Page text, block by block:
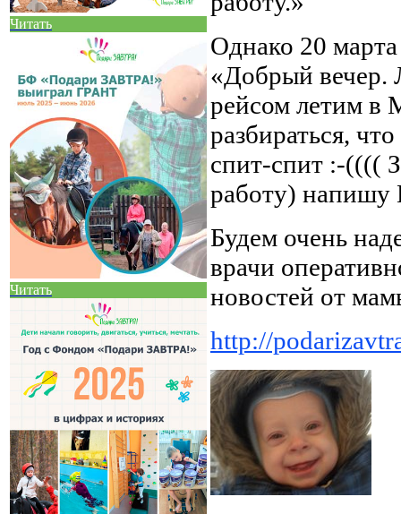
Читать
Читать
Однако 20
«Добрый вечер.
рейсом летим в
разбираться,
спит-спит :-((((
работу) напишу
Будем очень
врачи
новостей от
http://